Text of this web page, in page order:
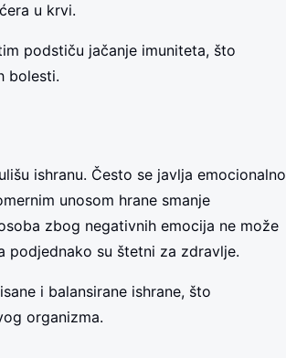
u krvi.
podstiču jačanje imuniteta, što
bolesti.
ishranu. Često se javlja emocionalno
unosom hrane smanje
zbog negativnih emocija ne može
podjednako su štetni za zdravlje.
i balansirane ishrane, što
organizma.